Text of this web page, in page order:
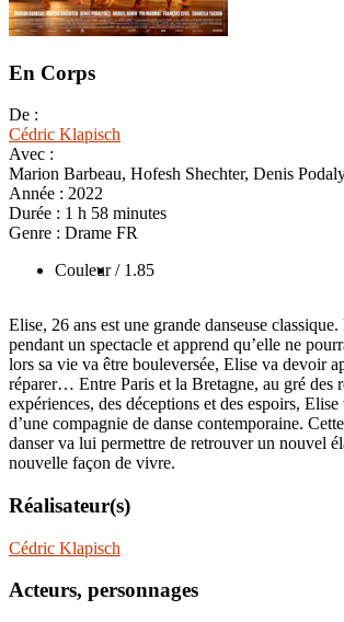
En Corps
De :
Cédric Klapisch
Avec :
Marion Barbeau, Hofesh Shechter, Denis
Année : 2022
Durée : 1 h 58 minutes
Genre : Drame FR
Couleur / 1.85
Elise, 26 ans est une grande danseuse classique.
pendant un spectacle et apprend qu’elle ne
lors sa vie va être bouleversée, Elise va devoir
réparer… Entre Paris et la Bretagne, au gré des
expériences, des déceptions et des espoirs,
d’une compagnie de danse contemporaine.
danser va lui permettre de retrouver un nouvel
nouvelle façon de vivre.
Réalisateur(s)
Cédric Klapisch
Acteurs, personnages